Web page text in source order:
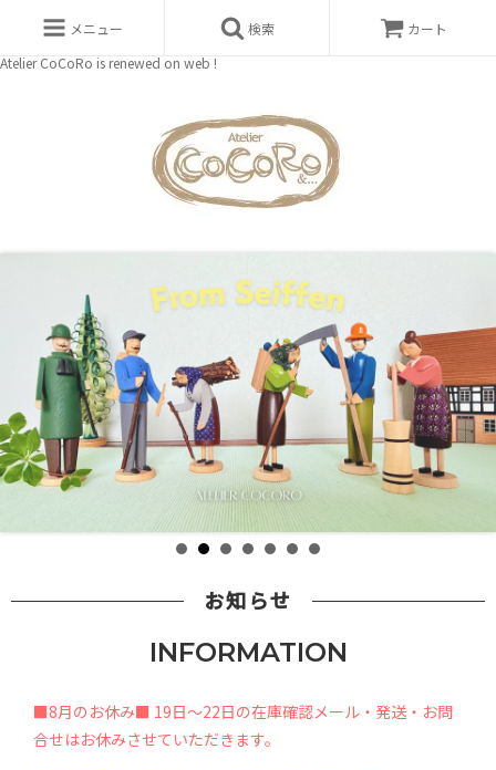
Atelier CoCoRo is renewed on web !
メニュー 検索 カート
お知らせ
INFORMATION
■8月のお休み■ 19日～22日の在庫確認メール・発送・お問
合せはお休みさせていただきます。